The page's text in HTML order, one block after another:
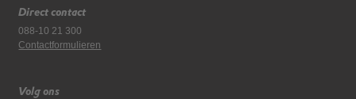
Direct contact
088-10 21 300
Contactformulieren
Volg ons